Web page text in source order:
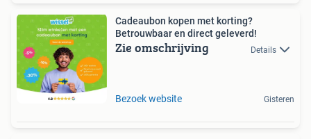
Cadeaubon kopen met korting?
Betrouwbaar en direct geleverd!
Zie omschrijving Details
Bezoek website Gisteren